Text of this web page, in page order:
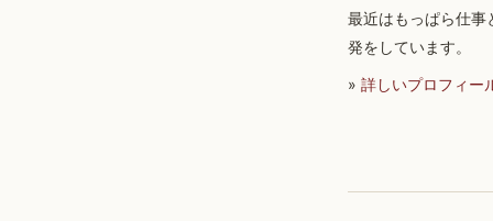
最近はもっぱら仕事
発をしています。
» 詳しいプロフィー